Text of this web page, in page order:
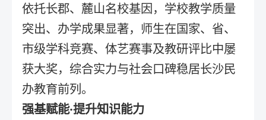
依托长郡、麓山名校基因，学校教学质量
突出、办学成果显著，师生在国家、省、
市级学科竞赛、体艺赛事及教研评比中屡
获大奖，综合实力与社会口碑稳居长沙民
办教育前列。
强基赋能·提升知识能力